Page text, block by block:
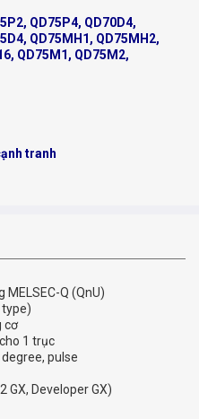
QD75P4, QD70D4,
QD75MH1, QD75MH2,
QD75M1, QD75M2,
tranh
Q (QnU)
type)
cơ
1 trục
pulse
GX, Developer GX)